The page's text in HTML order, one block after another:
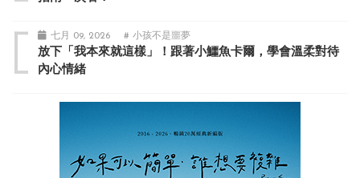
七月 09, 2026 # 小孩不是噩夢
放下「我本來就這樣」！跟著小鱷魚卡爾，學會溫柔對待
內心情緒